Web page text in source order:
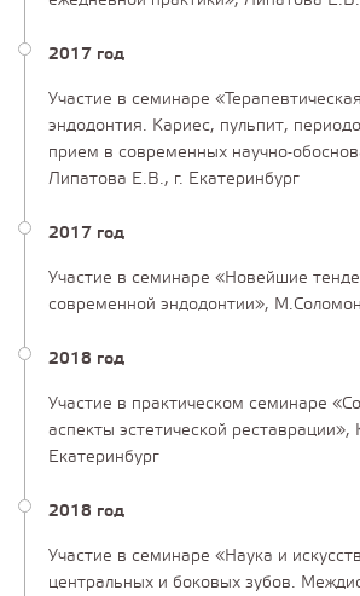
2017 год
Участие в семинаре
эндодонтия. Кариес, пульпит,
прием в современных научно-
Липатова Е.В., г. Екатеринбург
2017 год
Участие в семинаре «Новейшие
современной эндодонтии»,
2018 год
Участие в практическом семинаре
аспекты эстетической реставрации»,
Екатеринбург
2018 год
Участие в семинаре «Наука и
центральных и боковых зубов.